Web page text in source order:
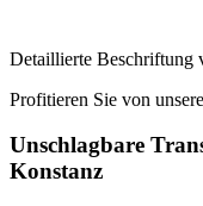
Detaillierte Beschriftung
Profitieren Sie von
Unschlagbare
Konstanz